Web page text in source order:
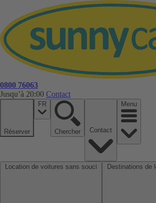
0800 76063
Jusqu’à 20:00 Contact
Réserver
FR
Chercher
Menu